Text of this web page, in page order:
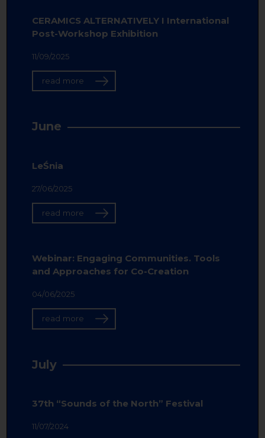
CERAMICS ALTERNATIVELY I International
Post-Workshop Exhibition
11/09/2025
read more
June
LeŚnia
27/06/2025
read more
Webinar: Engaging Communities. Tools
and Approaches for Co-Creation
04/06/2025
read more
July
37th “Sounds of the North” Festival
11/07/2024